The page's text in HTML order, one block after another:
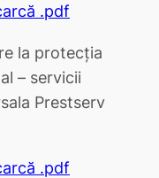
.pdf
la protecția
– servicii
Prestserv
.pdf